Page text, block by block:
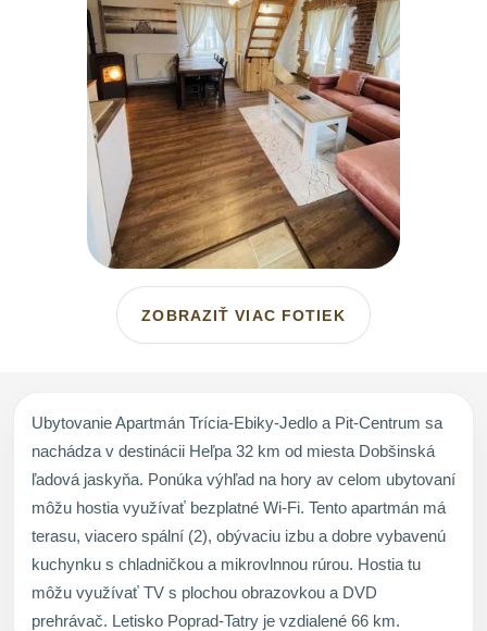
ZOBRAZIŤ VIAC FOTIEK
Ubytovanie Apartmán Trícia-Ebiky-Jedlo a Pit-Centrum sa
nachádza v destinácii Heľpa 32 km od miesta Dobšinská
ľadová jaskyňa. Ponúka výhľad na hory av celom ubytovaní
môžu hostia využívať bezplatné Wi-Fi. Tento apartmán má
terasu, viacero spální (2), obývaciu izbu a dobre vybavenú
kuchynku s chladničkou a mikrovlnnou rúrou. Hostia tu
môžu využívať TV s plochou obrazovkou a DVD
prehrávač. Letisko Poprad-Tatry je vzdialené 66 km.